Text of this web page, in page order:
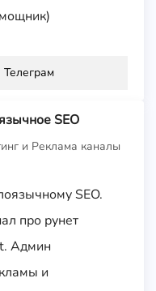
Телеграм
SEO
и Реклама каналы
SEO.
про рунет
Админ
и